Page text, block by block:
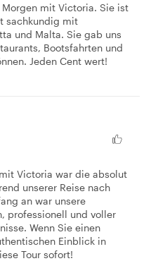
mit Victoria. Sie ist
sachkundig mit
und Malta. Sie gab uns
Bootsfahrten und
Jeden Cent wert!
Victoria war die absolut
unserer Reise nach
an war unsere
professionell und voller
Wenn Sie einen
Einblick in
Tour sofort!